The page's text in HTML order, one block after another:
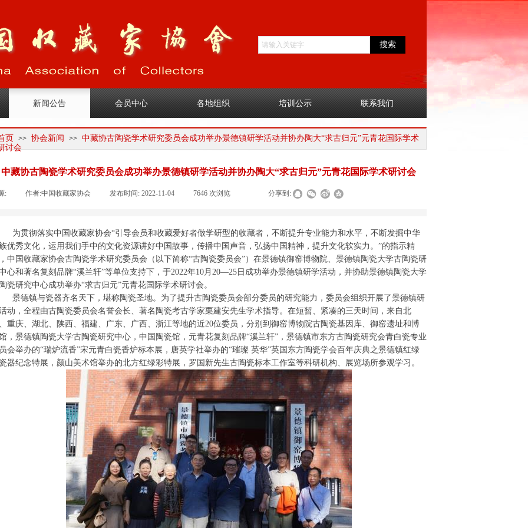
页 >> 协会新闻 >> 中藏协古陶瓷学术研究委员会成功举办景德镇研学活动并协办陶大“求古归元”元青花国际学术
讨会
搜索
新闻公告 会员中心 各地组织 培训公示 联系我们
1
中藏协古陶瓷学术研究委员会成功举办景德镇研学活动并协办陶大“求古归元”元青花国际学术研讨会
: 作者:中国收藏家协会 发布时间: 2022-11-04 7646 次浏览 分享到:
为贯彻落实中国收藏家协会“引导会员和收藏爱好者做学研型的收藏者，不断提升专业能力和水平，不断发掘中华
优秀文化，运用我们手中的文化资源讲好中国故事，传播中国声音，弘扬中国精神，提升文化软实力。 ”的指示精
中国收藏家协会古陶瓷学术研究委员会（以下简称“古陶瓷委员会”）在景德镇御窑博物院、景德镇陶瓷大学古陶瓷研
心和著名复刻品牌“溪兰轩”等单位支持下，于2022年10月20—25日成功举办景德镇研学活动，并协助景德镇陶瓷大学
瓷研究中心成功举办“求古归元”元青花国际学术研讨会。
景德镇与瓷器齐名天下，堪称陶瓷圣地。为了提升古陶瓷委员会部分委员的研究能力，委员会组织开展了景德镇研
动，全程由古陶瓷委员会名誉会长、著名陶瓷考古学家栗建安先生学术指导。在短暂、紧凑的三天时间，来自北
重庆、湖北、陕西、福建、广东、广西、浙江等地的近20位委员，分别到御窑博物院古陶瓷基因库、御窑遗址和博
，景德镇陶瓷大学古陶瓷研究中心，中国陶瓷馆，元青花复刻品牌“溪兰轩”，景德镇市东方古陶瓷研究会青白瓷专业
会举办的“瑞炉流香”宋元青白瓷香炉标本展，唐英学社举办的“璀璨 英华”英国东方陶瓷学会百年庆典之景德镇红绿
器纪念特展，颜山美术馆举办的北方红绿彩特展，罗国新先生古陶瓷标本工作室等科研机构、展览场所参观学习。